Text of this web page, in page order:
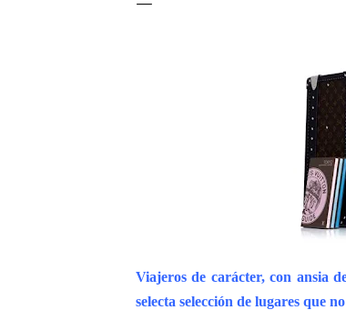
Viajeros de carácter, con ansia
selecta selección de lugares que